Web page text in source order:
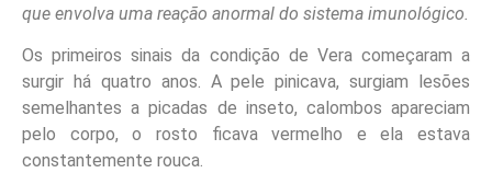
que envolva uma reação anormal do sistema imunológico.
Os primeiros sinais da condição de Vera começaram a
surgir há quatro anos. A pele pinicava, surgiam lesões
semelhantes a picadas de inseto, calombos apareciam
pelo corpo, o rosto ficava vermelho e ela estava
constantemente rouca.